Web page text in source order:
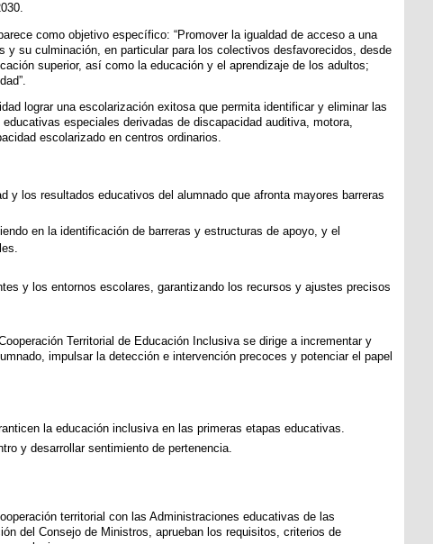
como objetivo específico: “Promover la igualdad de acceso a una
y su culminación, en particular para los colectivos desfavorecidos, desde
superior, así como la educación y el aprendizaje de los adultos;
lograr una escolarización exitosa que permita identificar y eliminar las
especiales derivadas de discapacidad auditiva, motora,
escolarizado en centros ordinarios.
los resultados educativos del alumnado que afronta mayores barreras
en la identificación de barreras y estructuras de apoyo, y el
y los entornos escolares, garantizando los recursos y ajustes precisos
Territorial de Educación Inclusiva se dirige a incrementar y
impulsar la detección e intervención precoces y potenciar el papel
la educación inclusiva en las primeras etapas educativas.
y desarrollar sentimiento de pertenencia.
territorial con las Administraciones educativas de las
del Consejo de Ministros, aprueban los requisitos, criterios de